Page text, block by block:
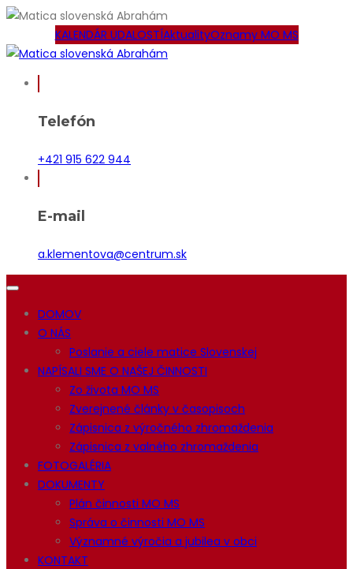
KALENDÁR UDALOSTÍAktualityOznamy MO MS
Telefón
+421 915 622 944
E-mail
a.klementova@centrum.sk
DOMOV
O NÁS
Poslanie a ciele matice Slovenskej
NAPÍSALI SME O NAŠEJ ČINNOSTI
Zo života MO MS
Zverejnené články v časopisoch
Zápisnica z výročného zhromaždenia
Zápisnica z valného zhromaždenia
FOTOGALÉRIA
DOKUMENTY
Plán činnosti MO MS
Správa o činnosti MO MS
Významné výročia a jubilea v obci
KONTAKT